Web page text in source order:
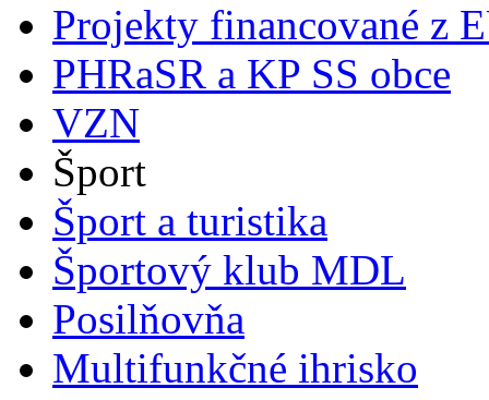
Projekty financované z
PHRaSR a KP SS obce
VZN
Šport
Šport a turistika
Športový klub MDL
Posilňovňa
Multifunkčné ihrisko